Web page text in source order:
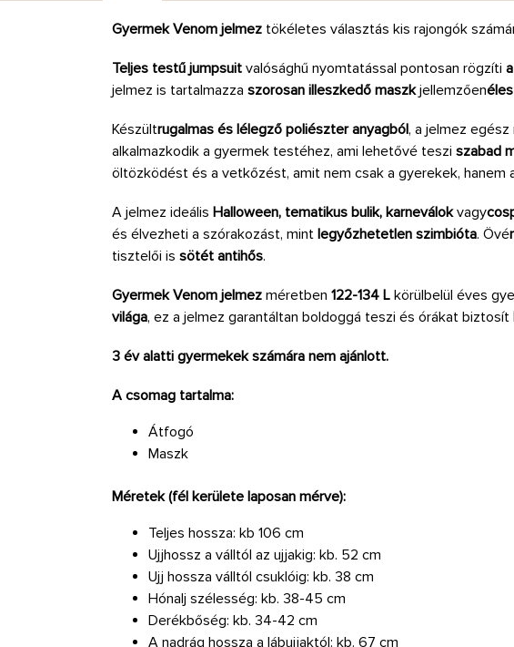
Gyermek Venom jelmez tökéletes választás kis rajongók
Teljes testű jumpsuit valósághű nyomtatással pontosan rögzíti
jelmez is tartalmazza szorosan illeszkedő maszkjellemzően
Készültrugalmas és lélegző poliészter anyagból, a jelmez
alkalmazkodik a gyermek testéhez, ami lehetővé teszi szabad
öltözködést és a vetkőzést, amit nem csak a gyerekek, hanem
A jelmez ideális Halloween, tematikus bulik, karneválokvagy
és élvezheti a szórakozást, mint legyőzhetetlen szimbióta. Övé
tisztelői is sötét antihős.
Gyermek Venom jelmez méretben 122-134 L körülbelül éves
világa, ez a jelmez garantáltan boldoggá teszi és órákat biztosít
3 év alatti gyermekek számára nem ajánlott.
A csomag tartalma:
Átfogó
Maszk
Méretek (fél kerülete laposan mérve):
Teljes hossza: kb 106 cm
Ujjhossz a válltól az ujjakig: kb. 52 cm
Ujj hossza válltól csuklóig: kb. 38 cm
Hónalj szélesség: kb. 38-45 cm
Derékbőség: kb. 34-42 cm
A nadrág hossza a lábujjaktól: kb. 67 cm